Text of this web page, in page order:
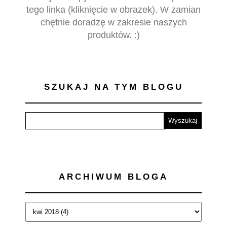
tego linka (kliknięcie w obrazek). W zamian
chętnie doradzę w zakresie naszych
produktów. :)
SZUKAJ NA TYM BLOGU
ARCHIWUM BLOGA